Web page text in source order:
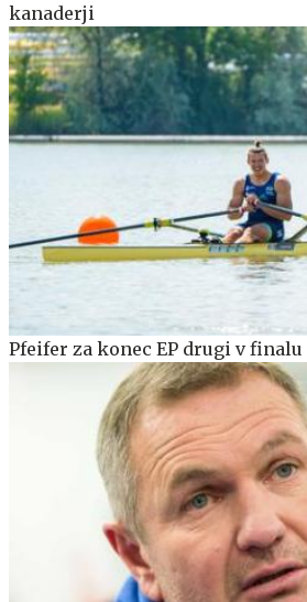
kanaderji
Pfeifer za konec EP drugi v finalu